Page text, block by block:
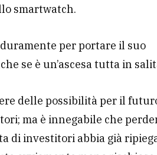
smartwatch.
per portare il suo
se è un’ascesa tutta in
delle possibilità per il
ma è innegabile che
di investitori abbia già